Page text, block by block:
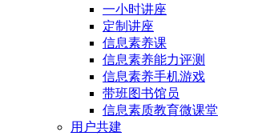
一小时讲座
定制讲座
信息素养课
信息素养能力评测
信息素养手机游戏
带班图书馆员
信息素质教育微课堂
用户共建